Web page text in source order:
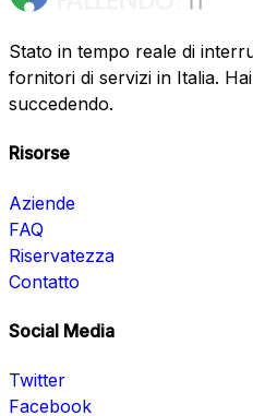
Stato in tempo reale di
fornitori di servizi in Italia.
succedendo.
Risorse
Aziende
FAQ
Riservatezza
Contatto
Social Media
Twitter
Facebook